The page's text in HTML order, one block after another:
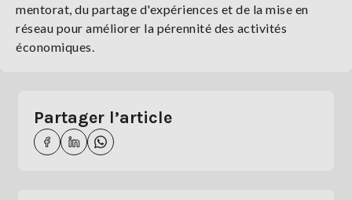
mentorat, du partage d'expériences et de la mise en
réseau pour améliorer la pérennité des activités
économiques.
Partager l’article